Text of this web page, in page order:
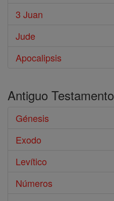
3 Juan
Jude
Apocalipsis
Antiguo Testamento
Génesis
Exodo
Levítico
Números